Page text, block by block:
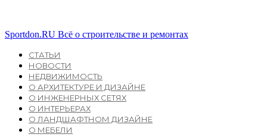
Sportdon.RU Всё о строительстве и ремонтах
СТАТЬИ
НОВОСТИ
НЕДВИЖИМОСТЬ
О АРХИТЕКТУРЕ И ДИЗАЙНЕ
О ИНЖЕНЕРНЫХ СЕТЯХ
О ИНТЕРЬЕРАХ
О ЛАНДШАФТНОМ ДИЗАЙНЕ
О МЕБЕЛИ